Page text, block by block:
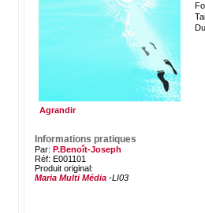
Agrandir
Informations pratiques
Par: P.Benoît-Joseph
Réf: E001101
Produit original:
Maria Multi Média -LI03